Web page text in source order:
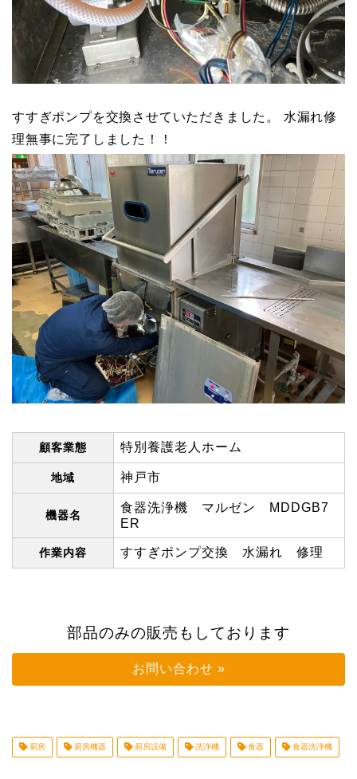
すすぎポンプを交換させていただきました。 水漏れ修
理無事に完了しました！！
顧客業態 特別養護老人ホーム
地域 神戸市
機器名
食器洗浄機 マルゼン MDDGB7
ER
作業内容 すすぎポンプ交換 水漏れ 修理
部品のみの販売もしております
お問い合わせ »
厨房 厨房機器 厨房設備 洗浄機 食器 食器洗浄機